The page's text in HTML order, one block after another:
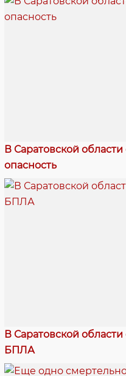
В Саратовской
опасность
В Саратовской
БПЛА